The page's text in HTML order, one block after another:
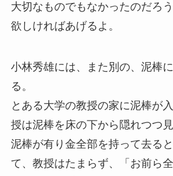
大切なものでもなかったのだろう
欲しければあげるよ。
小林秀雄には、また別の、泥棒
る。
とある大学の教授の家に泥棒が
授は泥棒を床の下から隠れつつ
泥棒が有り金全部を持って去る
て、教授はたまらず、「お前ら